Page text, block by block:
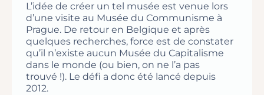
L’idée de créer un tel musée est venue lors
d’une visite au Musée du Communisme à
Prague. De retour en Belgique et après
quelques recherches, force est de constater
qu’il n’existe aucun Musée du Capitalisme
dans le monde (ou bien, on ne l’a pas
trouvé !). Le défi a donc été lancé depuis
2012.